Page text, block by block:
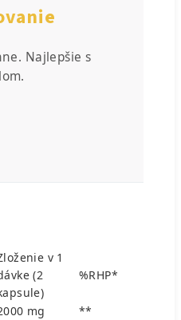
Najlepšie s
v 1
(2
%RHP*
mg
**